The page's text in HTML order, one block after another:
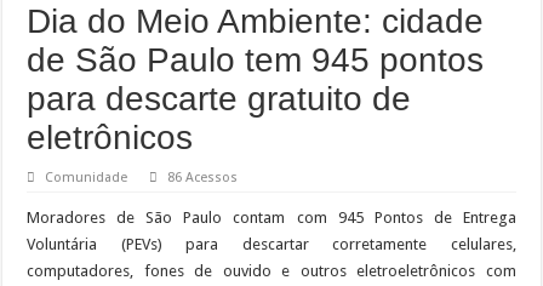
Dia do Meio Ambiente: cidade
de São Paulo tem 945 pontos
para descarte gratuito de
eletrônicos
Comunidade 86 Acessos
Moradores de São Paulo contam com 945 Pontos de Entrega
Voluntária (PEVs) para descartar corretamente celulares,
computadores, fones de ouvido e outros eletroeletrônicos com